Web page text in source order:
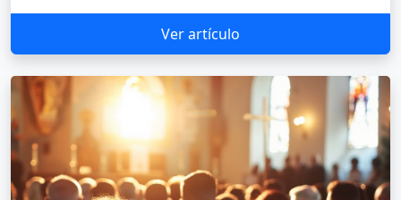
Ver artículo